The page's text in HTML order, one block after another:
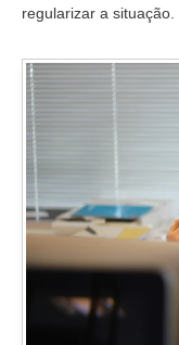
regularizar a situação.